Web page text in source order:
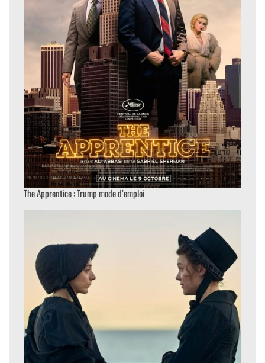
The Apprentice : Trump mode d’emploi